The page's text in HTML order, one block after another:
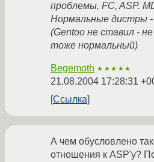
проблемы. FC, ASP.
Нормальные дистры -
(Gentoo не ставил -
тоже нормальный)
Begemoth ★★★★★
21.08.2004 17:28:31
Ссылка
А чем обусловлено
отношения к ASP'у?